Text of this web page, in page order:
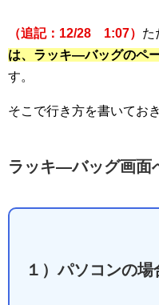
（追記：12/28 1:07） た
は、ラッキ―バッグのペ
す。
そこで行き方を書いてお
ラッキ―バッグ画面
１）パソコンの場